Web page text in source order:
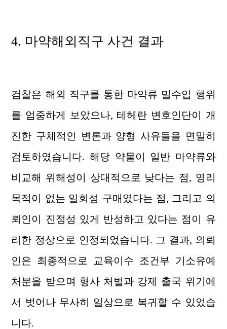
4. 마약해외직구 사건 결과
검찰은 해외 직구를 통한 마약류 밀수입 행위
를 엄중하게 보았으나, 테헤란 변호인단이 개
진한 구체적인 변론과 양형 사유들을 면밀히
검토하였습니다. 해당 약물이 일반 마약류와
비교해 위해성이 상대적으로 낮다는 점, 영리
목적이 없는 일회성 구매였다는 점, 그리고 의
뢰인이 진정성 있게 반성하고 있다는 점이 유
리한 정상으로 인정되었습니다. 그 결과, 의뢰
인은 최종적으로 교육이수 조건부 기소유예
처분을 받으며 형사 처벌과 강제 출국 위기에
서 벗어나 무사히 일상으로 복귀할 수 있었습
니다.